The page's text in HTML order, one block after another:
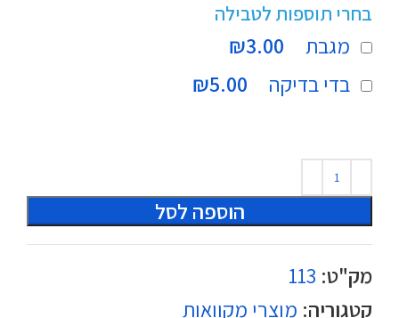
בחרי תוספות לטבילה
מגבת
₪3.00
בדי בדיקה
₪5.00
הוספה לסל
מק"ט: 113
קטגוריה: מוצרי מקוואות